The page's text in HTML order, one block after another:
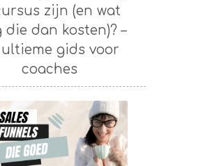
zijn (en wat
die dan kosten)? –
ultieme gids voor
coaches